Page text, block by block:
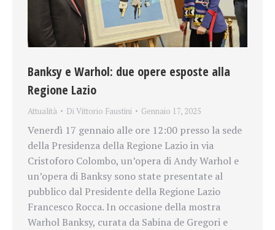
Banksy e Warhol: due opere esposte alla
Regione Lazio
Attualità DiVittorio Faustini Gennaio 17, 2025
Venerdì 17 gennaio alle ore 12:00 presso la sede
della Presidenza della Regione Lazio in via
Cristoforo Colombo, un’opera di Andy Warhol e
un’opera di Banksy sono state presentate al
pubblico dal Presidente della Regione Lazio
Francesco Rocca. In occasione della mostra
Warhol Banksy, curata da Sabina de Gregori e